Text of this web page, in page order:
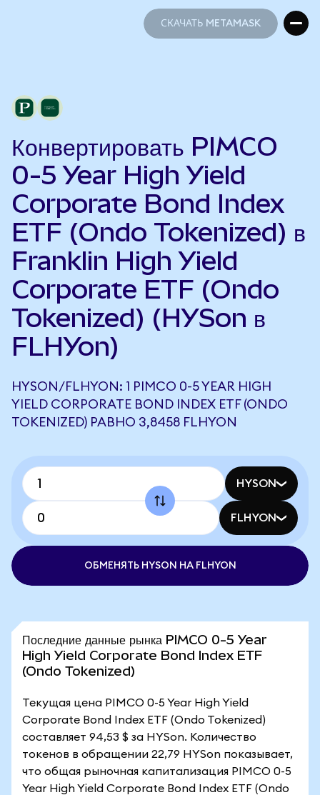
СКАЧАТЬ METAMASK
Конвертировать PIMCO
0-5 Year High Yield
Corporate Bond Index
ETF (Ondo Tokenized) в
Franklin High Yield
Corporate ETF (Ondo
Tokenized) (HYSon в
FLHYon)
HYSON/FLHYON: 1 PIMCO 0-5 YEAR HIGH
YIELD CORPORATE BOND INDEX ETF (ONDO
TOKENIZED) РАВНО 3,8458 FLHYON
HYSON
FLHYON
ОБМЕНЯТЬ HYSON НА FLHYON
Последние данные рынка PIMCO 0-5 Year
High Yield Corporate Bond Index ETF
(Ondo Tokenized)
Текущая цена PIMCO 0-5 Year High Yield
Corporate Bond Index ETF (Ondo Tokenized)
составляет 94,53 $ за HYSon. Количество
токенов в обращении 22,79 HYSon показывает,
что общая рыночная капитализация PIMCO 0-5
Year High Yield Corporate Bond Index ETF (Ondo